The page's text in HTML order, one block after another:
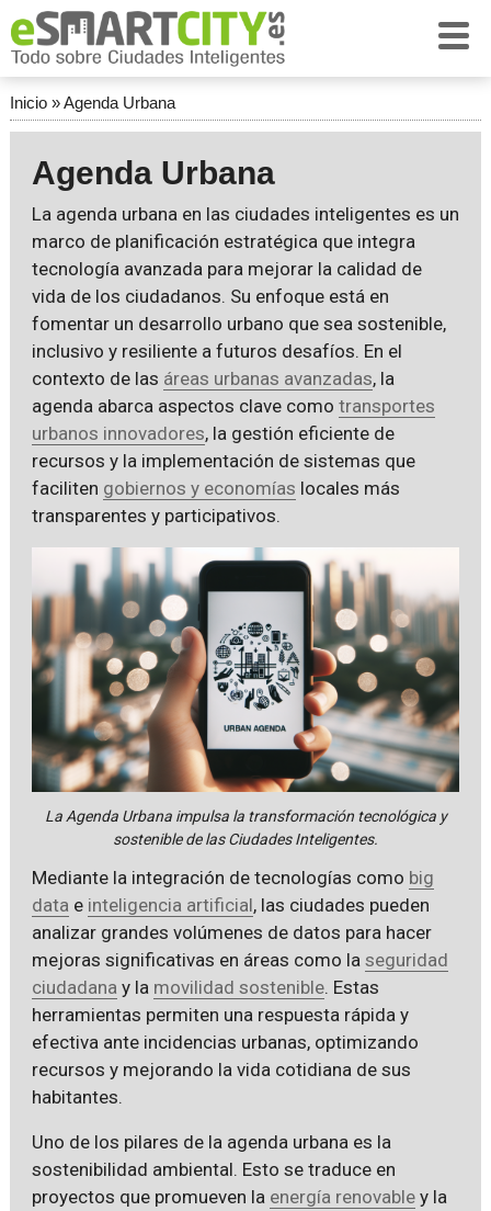
Inicio»Agenda Urbana
Agenda Urbana
La agenda urbana en las ciudades inteligentes es un
marco de planificación estratégica que integra
tecnología avanzada para mejorar la calidad de
vida de los ciudadanos. Su enfoque está en
fomentar un desarrollo urbano que sea sostenible,
inclusivo y resiliente a futuros desafíos. En el
contexto de las áreas urbanas avanzadas, la
agenda abarca aspectos clave como transportes
urbanos innovadores, la gestión eficiente de
recursos y la implementación de sistemas que
faciliten gobiernos y economías locales más
transparentes y participativos.
La Agenda Urbana impulsa la transformación tecnológica y
sostenible de las Ciudades Inteligentes.
Mediante la integración de tecnologías como big
data e inteligencia artificial, las ciudades pueden
analizar grandes volúmenes de datos para hacer
mejoras significativas en áreas como la seguridad
ciudadana y la movilidad sostenible. Estas
herramientas permiten una respuesta rápida y
efectiva ante incidencias urbanas, optimizando
recursos y mejorando la vida cotidiana de sus
habitantes.
Uno de los pilares de la agenda urbana es la
sostenibilidad ambiental. Esto se traduce en
proyectos que promueven la energía renovabley la